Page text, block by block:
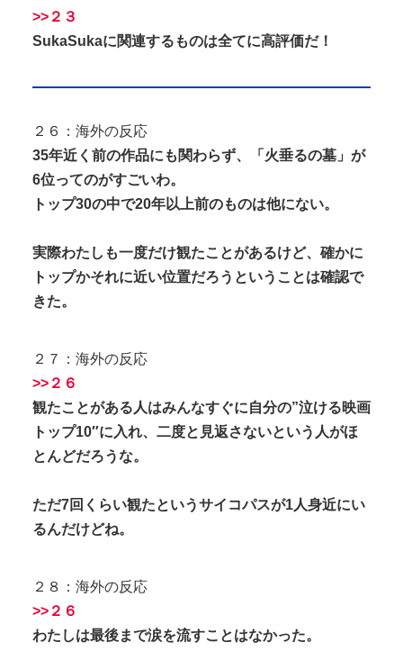
>>２３
SukaSukaに関連するものは全てに高評価だ！
２６：海外の反応
35年近く前の作品にも関わらず、「火垂るの墓」が
6位ってのがすごいわ。
トップ30の中で20年以上前のものは他にない。
実際わたしも一度だけ観たことがあるけど、確かに
トップかそれに近い位置だろうということは確認で
きた。
２７：海外の反応
>>２６
観たことがある人はみんなすぐに自分の”泣ける映画
トップ10″に入れ、二度と見返さないという人がほ
とんどだろうな。
ただ7回くらい観たというサイコパスが1人身近にい
るんだけどね。
２８：海外の反応
>>２６
わたしは最後まで涙を流すことはなかった。